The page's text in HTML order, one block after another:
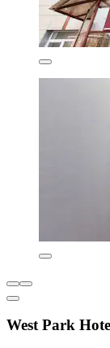
West Park